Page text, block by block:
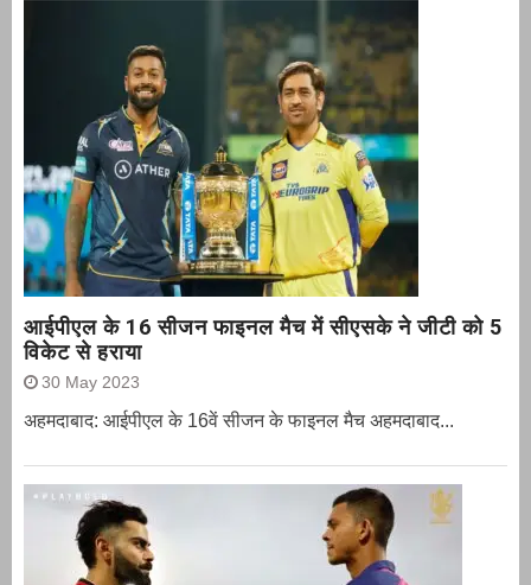
आईपीएल के 16 सीजन फाइनल मैच में सीएसके ने जीटी को 5
विकेट से हराया
30 May 2023
अहमदाबाद: आईपीएल के 16वें सीजन के फाइनल मैच अहमदाबाद...